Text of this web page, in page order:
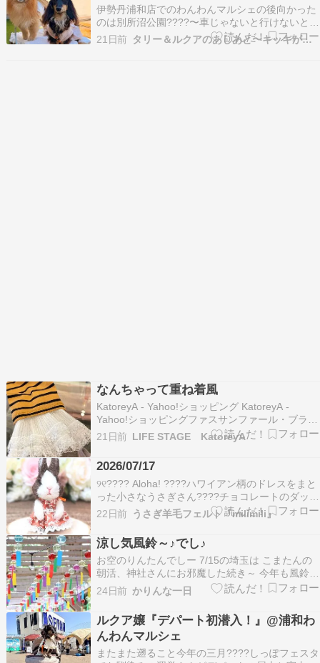
伊勢丹浦和店でのわんわんマルシェの後向かった
のは別所沼公園????〜車じゃないと行けないとこ
ろだから埼玉方面????のママちんにとってはどれ
も新鮮〜✨✨公園内にお店がある、ということで
21日前 タリー＆ルクアのあしあと〜キッキがくれた宝物たち〜
なんちゃって重ね着風
KatoreyA - Yahoo!ショッピング KatoreyA -
Yahoo!ショッピングファスサンファール・ブラー
ミン・ベアトリス・ミランカ・パシオーネ・
TUNIC・鴨居羊子・PASSIONE・ATELIER SIX・
21日前 LIFE STAGE KatoreyA
2026/07/17
୨୧⁣⁣????️ Aloha! ????⁣⁣ハワイアン柄のドレスをまと
った⁣小さなうさぎさん????⁣⁣チョコレートのダッチ
ちゃんです♪⁣⁣スカートの中は見えませんが…⁣ちゃ
んと体もツートンカラーです????⁣⁣⁣明日の神戸ハン
ドメイドマルシェワンピースうさぎさんは全部で
5点…
22日前 うさぎ羊毛フェルト『milimili』
涼し気風鈴～♪でし♪
お空のりんたんでしー 7/15の埼玉は こまたんの
朝活、神社さんにお邪魔した続き～ 今年も風鈴が
設置されたのを神社さんのインスタで拝見したの
で… 「今年もこまたん、風鈴さんとモデルしゃん
するなのね」風鈴には浴衣が似合うけど… お外で
浴衣、ちょっと暑いかなーと思ったので、今年は
パ…
24日前 かりんな一日
ルクア嬢『デパート初潜入！』@浦和わ
んわんマルシェ
またまた遡ること今年の三月????しっぽフェスタ